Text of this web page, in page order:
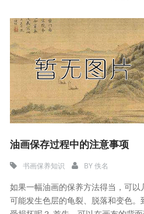
油画保存过程中的注意事项
书画保养知识 BY佚名
如果一幅油画的保养方法得当，可
可能发生色层的龟裂、脱落和变色